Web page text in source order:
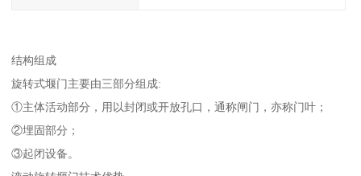
结构组成
旋转式堰门主要由三部分组成:
①主体活动部分，用以封闭或开放孔口，通称闸门，亦称门叶；
②埋固部分；
③起闭设备。